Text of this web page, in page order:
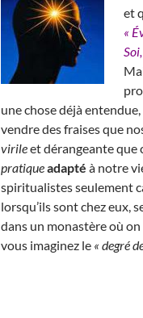
et
«
une chose déjà
vendre des fraises que
virileet dérangeante que
pratiqueadapté à notre
spiritualistes seulement
lorsqu’ils sont chez eux,
dans un monastère où
vous imaginez le « degré